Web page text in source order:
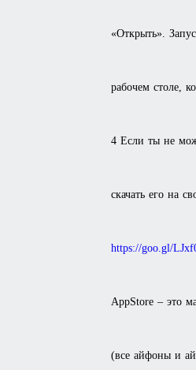
«Открыть».
рабочем столе,
4 Если ты не
скачать его на
https://goo.gl/
AppStore – это
(все айфоны и